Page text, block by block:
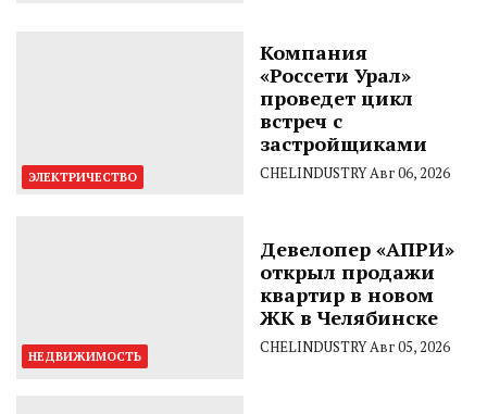
ЭЛЕКТРИЧЕСТВО
Компания
«Россети Урал»
проведет цикл
встреч с
застройщиками
CHELINDUSTRYАвг 06, 2026
НЕДВИЖИМОСТЬ
Девелопер «АПРИ»
открыл продажи
квартир в новом
ЖК в Челябинске
CHELINDUSTRYАвг 05, 2026